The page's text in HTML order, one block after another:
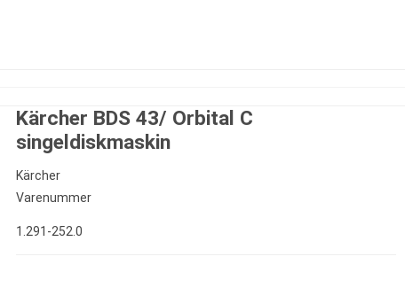
Kärcher BDS 43/ Orbital C
singeldiskmaskin
Kärcher
Varenummer
1.291-252.0